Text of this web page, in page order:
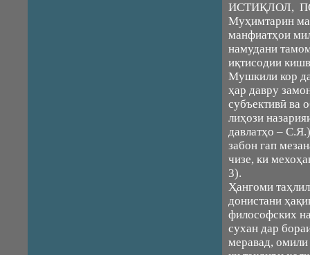
ИСТИҚЛОЛ,
Муҳимтарин
манфиатҳои
намудани
иқтисодии
Мушкили кор
ҳар давру
субъективӣ ва
лиҳози
давлатҳо –
забон гап
чизе, ки
3).
Ҳангоми
донистани
философских
сухан дар
меравад,